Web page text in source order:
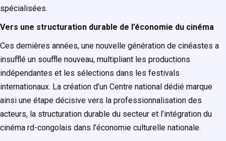
spécialisées.
Vers une structuration durable de l’économie du cinéma
Ces dernières années, une nouvelle génération de cinéastes a
insufflé un souffle nouveau, multipliant les productions
indépendantes et les sélections dans les festivals
internationaux. La création d’un Centre national dédié marque
ainsi une étape décisive vers la professionnalisation des
acteurs, la structuration durable du secteur et l’intégration du
cinéma rd-congolais dans l’économie culturelle nationale.